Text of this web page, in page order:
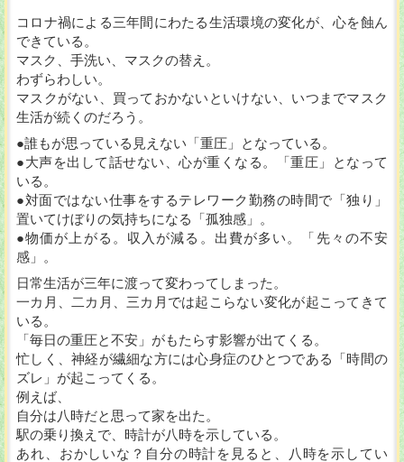
コロナ禍による三年間にわたる生活環境の変化が、心を蝕ん
できている。
マスク、手洗い、マスクの替え。
わずらわしい。
マスクがない、買っておかないといけない、いつまでマスク
生活が続くのだろう。
●誰もが思っている見えない「重圧」となっている。
●大声を出して話せない、心が重くなる。「重圧」となって
いる。
●対面ではない仕事をするテレワーク勤務の時間で「独り」
置いてけぼりの気持ちになる「孤独感」。
●物価が上がる。収入が減る。出費が多い。「先々の不安
感」。
日常生活が三年に渡って変わってしまった。
一カ月、二カ月、三カ月では起こらない変化が起こってきて
いる。
「毎日の重圧と不安」がもたらす影響が出てくる。
忙しく、神経が繊細な方には心身症のひとつである「時間の
ズレ」が起こってくる。
例えば、
自分は八時だと思って家を出た。
駅の乗り換えで、時計が八時を示している。
あれ、おかしいな？自分の時計を見ると、八時を示してい